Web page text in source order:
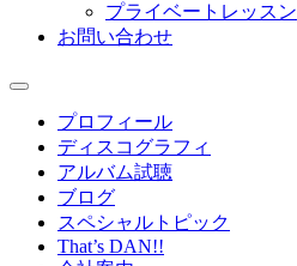
プライベートレッスン
お問い合わせ
プロフィール
ディスコグラフィ
アルバム試聴
ブログ
スペシャルトピック
That’s DAN!!